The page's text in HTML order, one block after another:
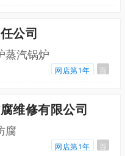
公司
蒸汽锅炉
网店第1年 百
维修有限公司
腐
网店第1年 百